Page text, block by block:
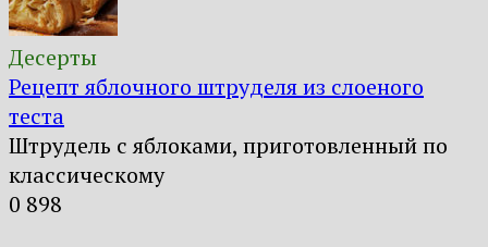
Десерты
Рецепт яблочного штруделя из слоеного
теста
Штрудель с яблоками, приготовленный по
классическому
0 898